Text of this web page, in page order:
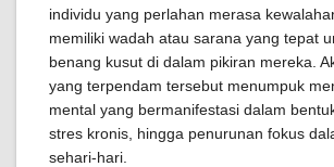
individu yang perlahan merasa
memiliki wadah atau sarana yang tepat
benang kusut di dalam pikiran mereka.
yang terpendam tersebut menumpuk
mental yang bermanifestasi dalam
stres kronis, hingga penurunan fokus
sehari-hari.